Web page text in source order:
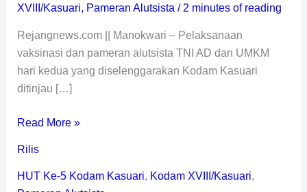
XVIII/Kasuari, Pameran Alutsista / 2 minutes of reading
Rejangnews.com || Manokwari – Pelaksanaan
vaksinasi dan pameran alutsista TNI AD dan UMKM
hari kedua yang diselenggarakan Kodam Kasuari
ditinjau […]
Read More »
Rilis
HUT Ke-5 Kodam Kasuari, Kodam XVIII/Kasuari,